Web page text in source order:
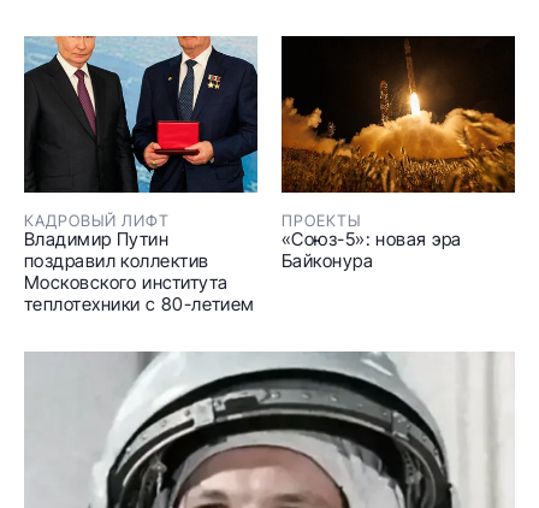
КАДРОВЫЙ ЛИФТ
Владимир Путин
поздравил коллектив
Московского института
теплотехники с 80-летием
ПРОЕКТЫ
«Союз-5»: новая эра
Байконура